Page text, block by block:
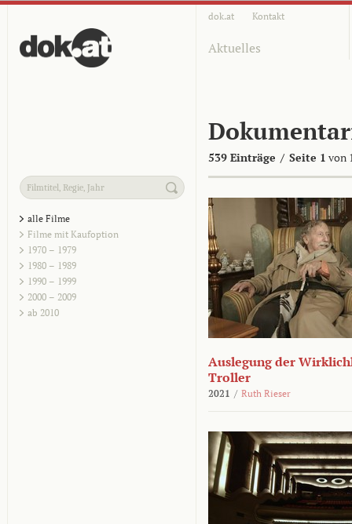
dok.at Kontakt
Aktuelles
539 Einträge / Seite 1 von
alle Filme
Filme mit Kaufoption
1970 – 1979
1980 – 1989
1990 – 1999
2000 – 2009
ab 2010
Auslegung der
Troller
2021 / Ruth Rieser